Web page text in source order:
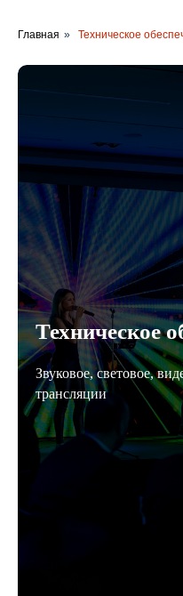
Главная » Техническое
Техническое
Звуковое, световое,
трансляции